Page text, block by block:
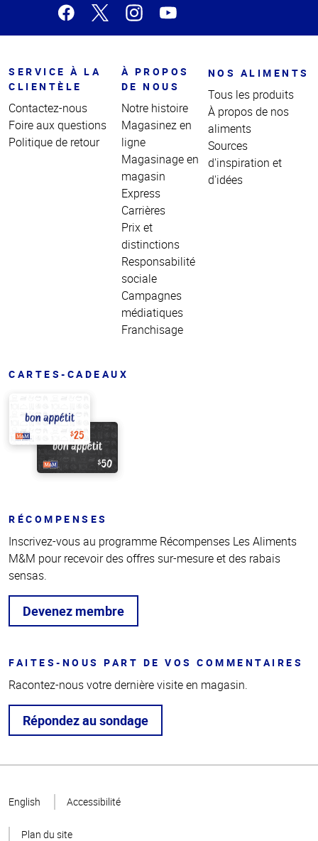
SERVICE À LA
CLIENTÈLE
Contactez-nous
Foire aux questions
Politique de retour
À PROPOS
DE NOUS
Notre histoire
Magasinez en
ligne
Magasinage en
magasin
Express
Carrières
Prix et
distinctions
Responsabilité
sociale
Campagnes
médiatiques
Franchisage
NOS ALIMENTS
Tous les produits
À propos de nos
aliments
Sources
d'inspiration et
d'idées
CARTES-CADEAUX
RÉCOMPENSES
Inscrivez-vous au programme Récompenses Les Aliments
M&M pour recevoir des offres sur-mesure et des rabais
sensas.
Devenez membre
FAITES-NOUS PART DE VOS COMMENTAIRES
Racontez-nous votre dernière visite en magasin.
Répondez au sondage
page
English Accessibilité
Plan du site